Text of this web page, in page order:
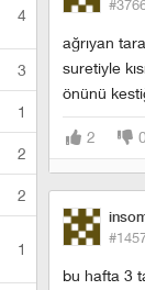
4
3
1
2
2
1
ağrıyan
suretiyle
önünü
2 0
bu hafta 3